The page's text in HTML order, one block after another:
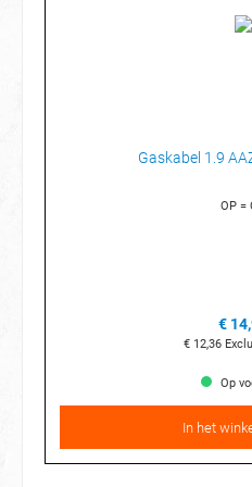
Gaskabel 1.9
OP =
€
€ 12,36
Op
In het